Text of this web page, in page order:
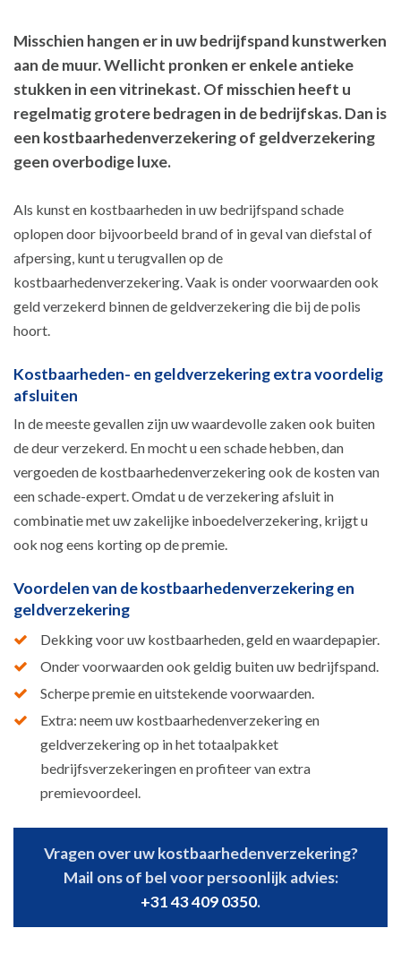
Misschien hangen er in uw bedrijfspand kunstwerken
aan de muur. Wellicht pronken er enkele antieke
stukken in een vitrinekast. Of misschien heeft u
regelmatig grotere bedragen in de bedrijfskas. Dan is
een kostbaarhedenverzekering of geldverzekering
geen overbodige luxe.
Als kunst en kostbaarheden in uw bedrijfspand schade
oplopen door bijvoorbeeld brand of in geval van diefstal of
afpersing, kunt u terugvallen op de
kostbaarhedenverzekering. Vaak is onder voorwaarden ook
geld verzekerd binnen de geldverzekering die bij de polis
hoort.
Kostbaarheden- en geldverzekering extra voordelig
afsluiten
In de meeste gevallen zijn uw waardevolle zaken ook buiten
de deur verzekerd. En mocht u een schade hebben, dan
vergoeden de kostbaarhedenverzekering ook de kosten van
een schade-expert. Omdat u de verzekering afsluit in
combinatie met uw zakelijke inboedelverzekering, krijgt u
ook nog eens korting op de premie.
Voordelen van de kostbaarhedenverzekering en
geldverzekering
Dekking voor uw kostbaarheden, geld en waardepapier.
Onder voorwaarden ook geldig buiten uw bedrijfspand.
Scherpe premie en uitstekende voorwaarden.
Extra: neem uw kostbaarhedenverzekering en
geldverzekering op in het totaalpakket
bedrijfsverzekeringen en profiteer van extra
premievoordeel.
Vragen over uw kostbaarhedenverzekering?
Mail ons of bel voor persoonlijk advies:
+31 43 409 0350.